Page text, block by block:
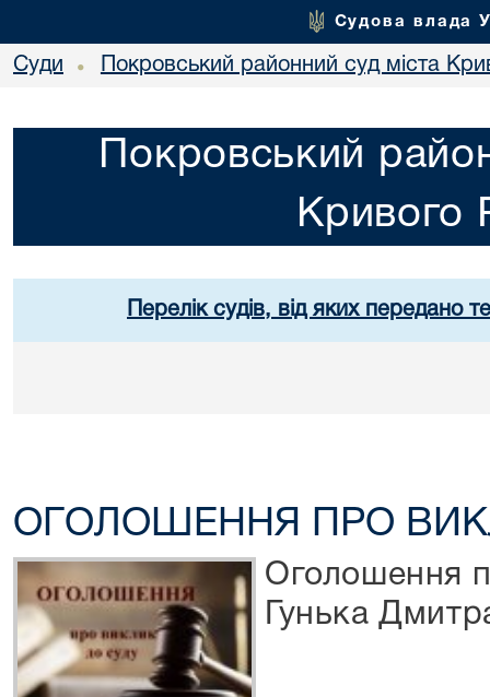
Судова влада
Суди • Покровський районний суд міста
Покровський
Кривого
Перелік судів, від яких передано
ОГОЛОШЕННЯ ПРО
Оголошення
Гунька